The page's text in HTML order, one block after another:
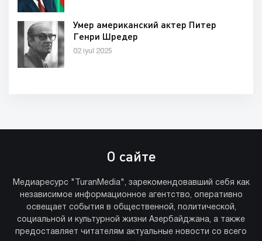
Умер американский актер Питер
Генри Шредер
02 iyul 2025
О сайте
Медиаресурс "TuranMedia", зарекомендовавший себя как
независимое информационное агентство, оперативно
освещает события в общественной, политической,
социальной и культурной жизни Азербайджана, а также
предоставляет читателям актуальные новости со всего